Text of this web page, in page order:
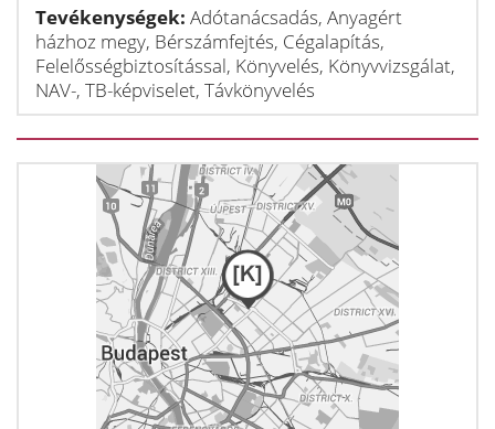
Tevékenységek: Adótanácsadás, Anyagért
házhoz megy, Bérszámfejtés, Cégalapítás,
Felelősségbiztosítással, Könyvelés, Könyvvizsgálat,
NAV-, TB-képviselet, Távkönyvelés